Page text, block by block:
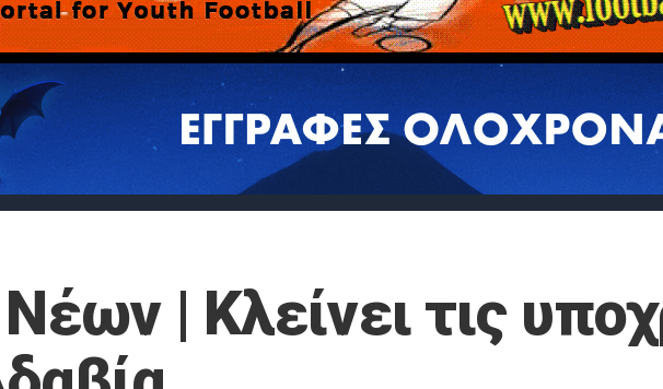
| Κλείνει τις